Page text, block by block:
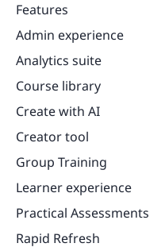
Features
Admin experience
Analytics suite
Course library
Create with AI
Creator tool
Group Training
Learner experience
Practical Assessments
Rapid Refresh